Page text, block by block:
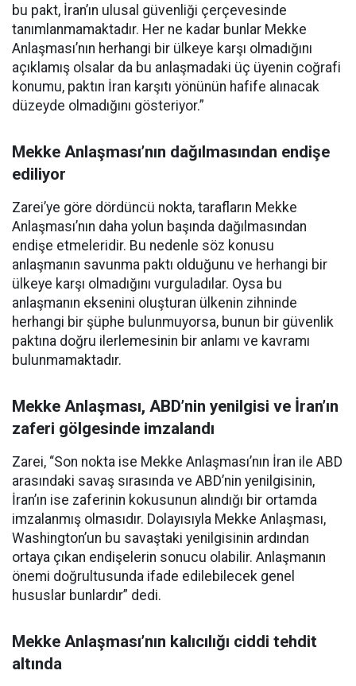
bu pakt, İran’ın ulusal güvenliği çerçevesinde
tanımlanmamaktadır. Her ne kadar bunlar Mekke
Anlaşması’nın herhangi bir ülkeye karşı olmadığını
açıklamış olsalar da bu anlaşmadaki üç üyenin coğrafi
konumu, paktın İran karşıtı yönünün hafife alınacak
düzeyde olmadığını gösteriyor.”
Mekke Anlaşması’nın dağılmasından endişe
ediliyor
Zarei’ye göre dördüncü nokta, tarafların Mekke
Anlaşması’nın daha yolun başında dağılmasından
endişe etmeleridir. Bu nedenle söz konusu
anlaşmanın savunma paktı olduğunu ve herhangi bir
ülkeye karşı olmadığını vurguladılar. Oysa bu
anlaşmanın eksenini oluşturan ülkenin zihninde
herhangi bir şüphe bulunmuyorsa, bunun bir güvenlik
paktına doğru ilerlemesinin bir anlamı ve kavramı
bulunmamaktadır.
Mekke Anlaşması, ABD’nin yenilgisi ve İran’ın
zaferi gölgesinde imzalandı
Zarei, “Son nokta ise Mekke Anlaşması’nın İran ile ABD
arasındaki savaş sırasında ve ABD’nin yenilgisinin,
İran’ın ise zaferinin kokusunun alındığı bir ortamda
imzalanmış olmasıdır. Dolayısıyla Mekke Anlaşması,
Washington’un bu savaştaki yenilgisinin ardından
ortaya çıkan endişelerin sonucu olabilir. Anlaşmanın
önemi doğrultusunda ifade edilebilecek genel
hususlar bunlardır” dedi.
Mekke Anlaşması’nın kalıcılığı ciddi tehdit
altında